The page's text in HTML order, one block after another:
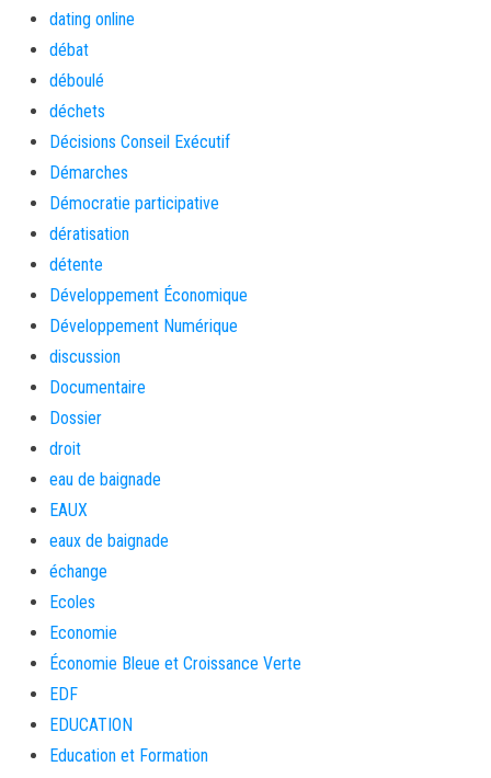
dating online
débat
déboulé
déchets
Décisions Conseil Exécutif
Démarches
Démocratie participative
dératisation
détente
Développement Économique
Développement Numérique
discussion
Documentaire
Dossier
droit
eau de baignade
EAUX
eaux de baignade
échange
Ecoles
Economie
Économie Bleue et Croissance Verte
EDF
EDUCATION
Education et Formation